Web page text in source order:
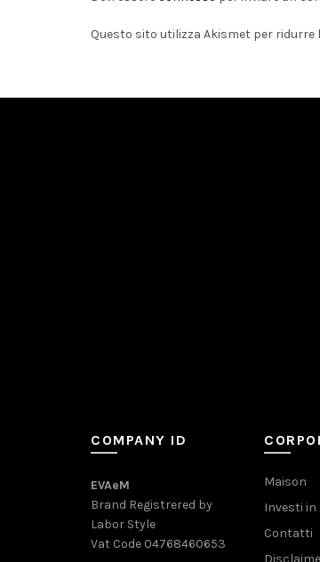
Questo sito utilizza Akismet per ridurre
COMPANY ID
EVAeM
Brand Registrered by
Labor Style
Vat Code 04768460653
Maison
Investi in
Contatti